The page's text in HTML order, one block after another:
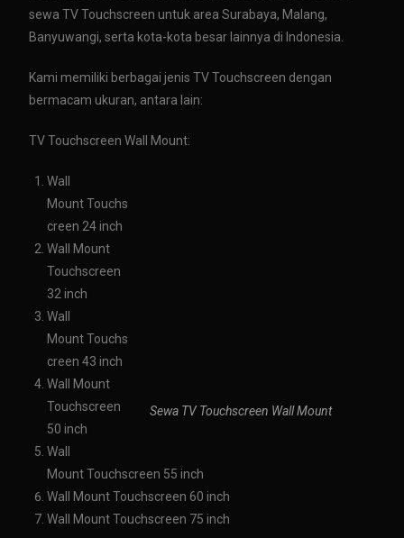
sewa TV Touchscreen untuk area Surabaya, Malang,
Banyuwangi, serta kota-kota besar lainnya di Indonesia.
Kami memiliki berbagai jenis TV Touchscreen dengan
bermacam ukuran, antara lain:
TV Touchscreen Wall Mount:
Sewa TV Touchscreen Wall Mount
Wall
MountTouchs
creen 24 inch
Wall Mount
Touchscreen
32 inch
Wall
MountTouchs
creen 43 inch
Wall Mount
Touchscreen
50 inch
Wall
MountTouchscreen 55 inch
Wall MountTouchscreen 60 inch
Wall MountTouchscreen 75 inch